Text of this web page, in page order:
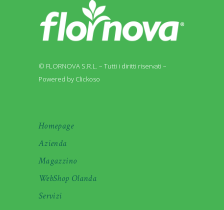
© FLORNOVA S.R.L. – Tutti i diritti riservati –
Powered by Clickoso
Homepage
Azienda
Magazzino
WebShop Olanda
Servizi